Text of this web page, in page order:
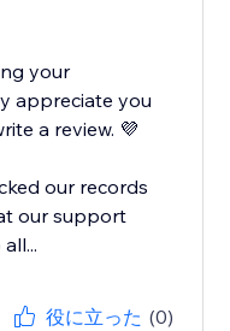
your
appreciate you
a review. 💜
our records
our support
役に立った (0)